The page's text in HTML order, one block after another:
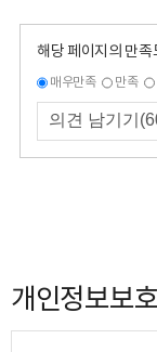
해당 페이지의 만
매우만족 만족
개인정보보